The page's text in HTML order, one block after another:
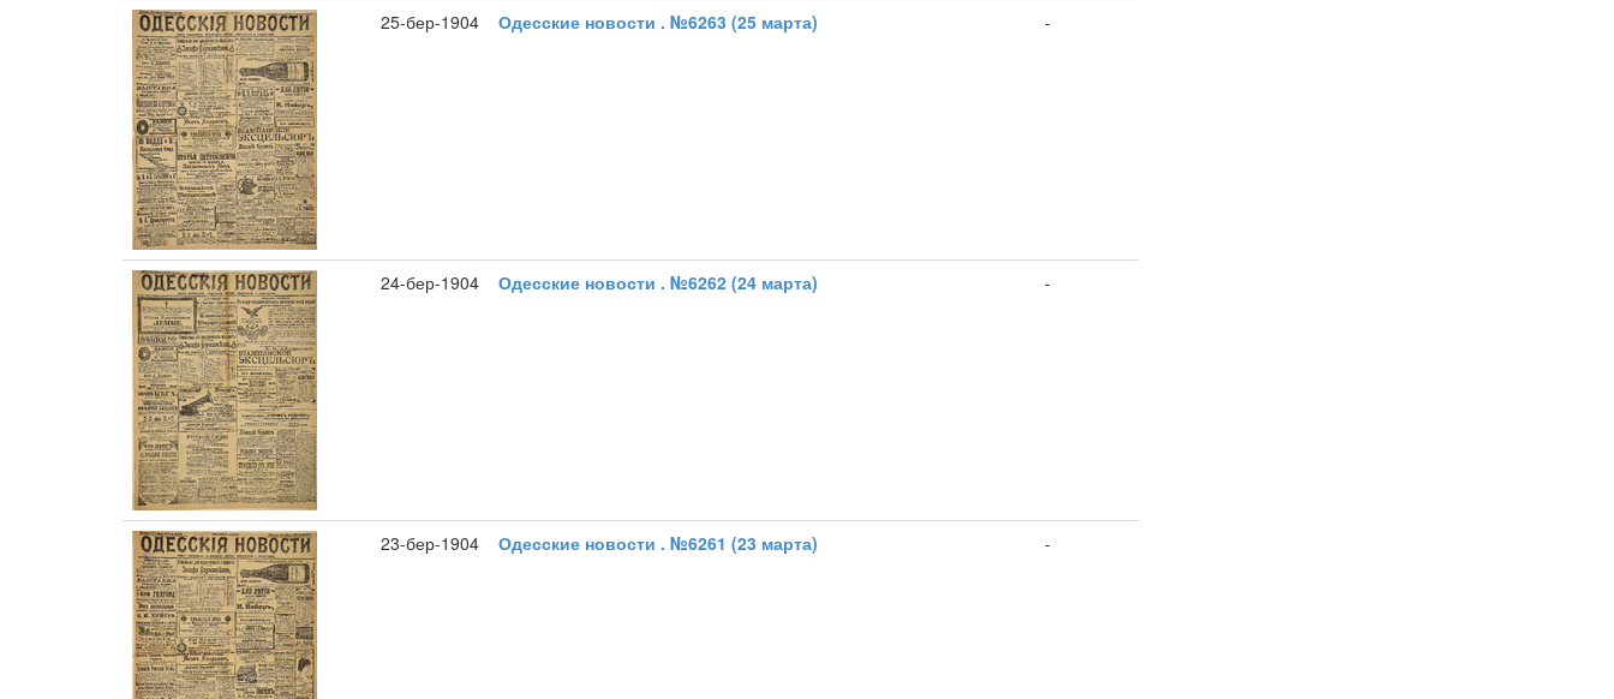
25-бер-1904 Одесские новости . №6263 (25 марта) -
24-бер-1904 Одесские новости . №6262 (24 марта) -
23-бер-1904 Одесские новости . №6261 (23 марта) -